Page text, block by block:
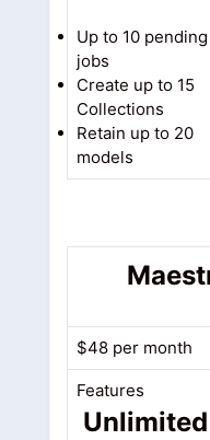
Up to 10 pending
jobs
Create up to 15
Collections
Retain up to 20
models
$48 per month
Features